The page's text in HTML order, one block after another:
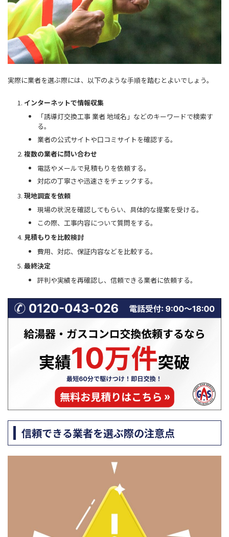
実際に業者を選ぶ際には、以下のような手順を踏むとよいでしょう。
インターネットで情報収集
「誘導灯交換工事 業者 地域名」などのキーワードで検索す
る。
業者の公式サイトや口コミサイトを確認する。
複数の業者に問い合わせ
電話やメールで見積もりを依頼する。
対応の丁寧さや迅速さをチェックする。
現地調査を依頼
現場の状況を確認してもらい、具体的な提案を受ける。
この際、工事内容について質問をする。
見積もりを比較検討
費用、対応、保証内容などを比較する。
最終決定
評判や実績を再確認し、信頼できる業者に依頼する。
信頼できる業者を選ぶ際の注意点